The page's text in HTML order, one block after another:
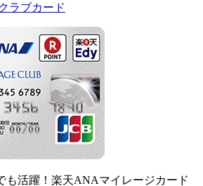
ラブカード
も活躍！楽天ANAマイレージカード